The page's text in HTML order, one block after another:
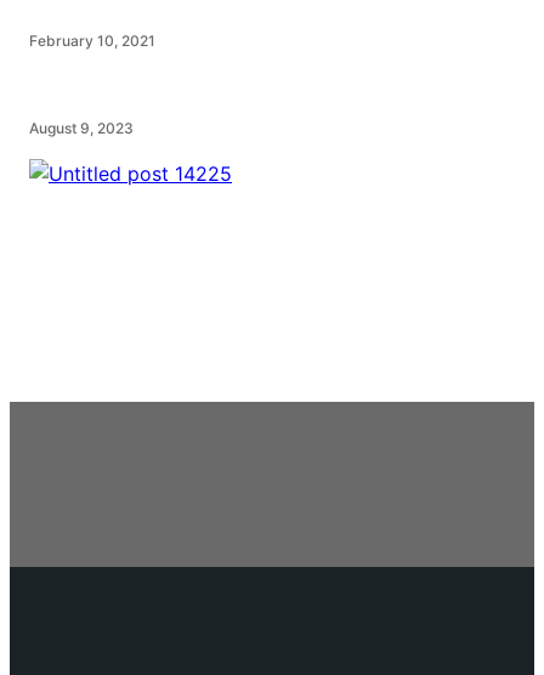
February 10, 2021
August 9, 2023